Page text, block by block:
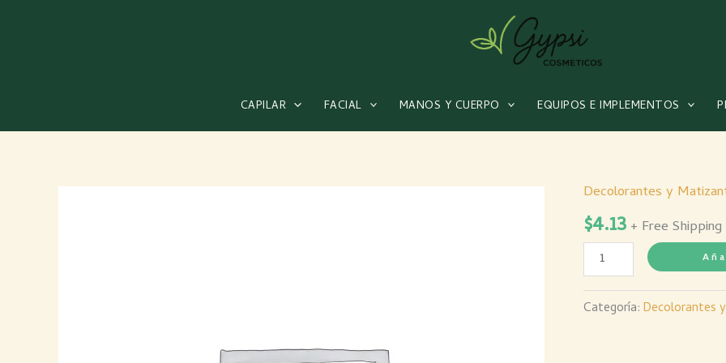
CAPILAR FACIAL MANOS Y CUERPO EQUIPOS E IMPLEMENTOS
Decolorantes y
$4.13 + Free Shipping
Matizante
Rojo
120
Mls
cantidad
Categoría: Decolorantes